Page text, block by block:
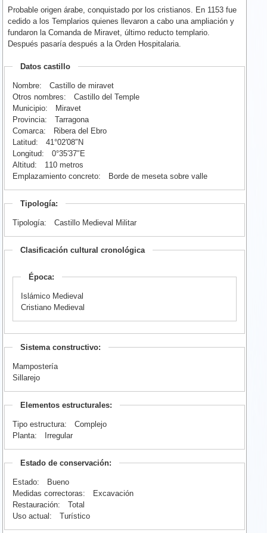
Probable origen árabe, conquistado por los cristianos. En 1153 fue
cedido a los Templarios quienes llevaron a cabo una ampliación y
fundaron la Comanda de Miravet, último reducto templario.
Después pasaría después a la Orden Hospitalaria.
Datos castillo
Nombre:
Castillo de miravet
Otros nombres:
Castillo del Temple
Municipio:
Miravet
Provincia:
Tarragona
Comarca:
Ribera del Ebro
Latitud:
41°02′08″N
Longitud:
0°35′37″E
Altitud:
110 metros
Emplazamiento concreto:
Borde de meseta sobre valle
Tipología:
Tipología: Castillo Medieval Militar
Clasificación cultural cronológica
Época:
Islámico Medieval
Cristiano Medieval
Sistema constructivo:
Mampostería
Sillarejo
Elementos estructurales:
Tipo estructura:
Complejo
Planta:
Irregular
Estado de conservación:
Estado:
Bueno
Medidas correctoras:
Excavación
Restauración:
Total
Uso actual:
Turístico